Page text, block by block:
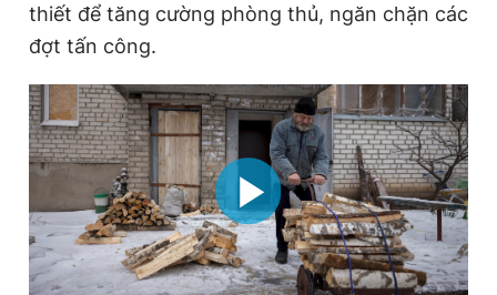
thiết để tăng cường phòng thủ, ngăn chặn các
đợt tấn công.